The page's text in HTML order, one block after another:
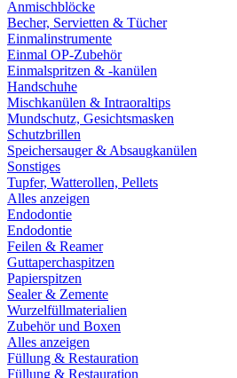
Anmischblöcke
Becher, Servietten & Tücher
Einmalinstrumente
Einmal OP-Zubehör
Einmalspritzen & -kanülen
Handschuhe
Mischkanülen & Intraoraltips
Mundschutz, Gesichtsmasken
Schutzbrillen
Speichersauger & Absaugkanülen
Sonstiges
Tupfer, Watterollen, Pellets
Alles anzeigen
Endodontie
Endodontie
Feilen & Reamer
Guttaperchaspitzen
Papierspitzen
Sealer & Zemente
Wurzelfüllmaterialien
Zubehör und Boxen
Alles anzeigen
Füllung & Restauration
Füllung & Restauration